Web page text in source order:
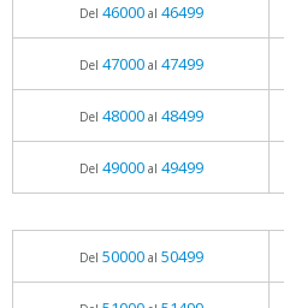
Del 46000al 46499
Del 47000al 47499
Del 48000al 48499
Del 49000al 49499
Del 50000al 50499